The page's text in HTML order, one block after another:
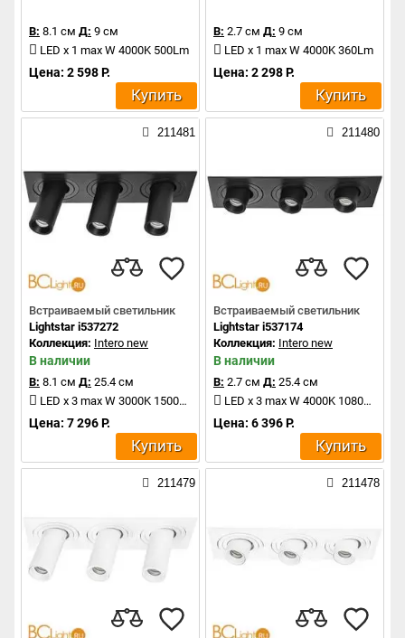
В: 8.1 см Д: 9 см
LED x 1 max W 4000K 500Lm
Цена: 2 598 Р.
Купить
В: 2.7 см Д: 9 см
LED x 1 max W 4000K 360Lm
Цена: 2 298 Р.
Купить
211481
Встраиваемый светильник
Lightstar i537272
Коллекция: Intero new
В наличии
В: 8.1 см Д: 25.4 см
LED x 3 max W 3000K 1500Lm
Цена: 7 296 Р.
Купить
211480
Встраиваемый светильник
Lightstar i537174
Коллекция: Intero new
В наличии
В: 2.7 см Д: 25.4 см
LED x 3 max W 4000K 1080Lm
Цена: 6 396 Р.
Купить
211479 211478